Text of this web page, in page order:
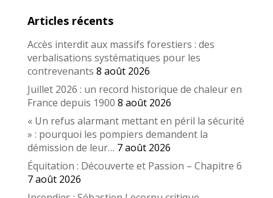
Articles récents
Accès interdit aux massifs forestiers : des
verbalisations systématiques pour les
contrevenants 8 août 2026
Juillet 2026 : un record historique de chaleur en
France depuis 1900 8 août 2026
« Un refus alarmant mettant en péril la sécurité
» : pourquoi les pompiers demandent la
démission de leur… 7 août 2026
Équitation : Découverte et Passion – Chapitre 6
7 août 2026